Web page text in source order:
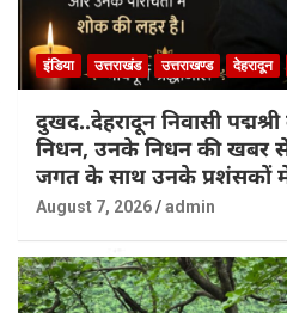
इंडिया उत्तराखंड उत्तराखण्ड देहरादून
दुखद..देहरादून निवासी
निधन, उनके निधन की खबर
जगत के साथ उनके प्रशंसकों
August 7, 2026 admin